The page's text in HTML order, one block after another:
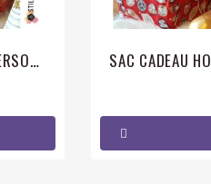
SAC CADEAU HOTTE DE NOËL OURS EN JUTE PERSONNALISABLE